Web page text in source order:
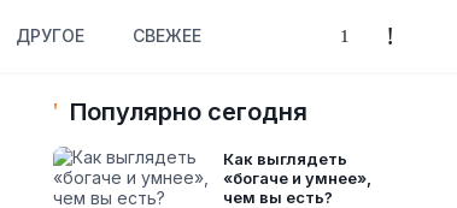
ДРУГОЕ СВЕЖЕЕ
Популярно сегодня
Как выглядеть
«богаче и умнее»,
чем вы есть?